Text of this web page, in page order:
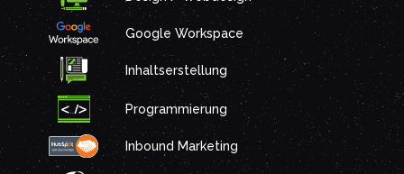
Google Workspace
Inhaltserstellung
Programmierung
Inbound Marketing